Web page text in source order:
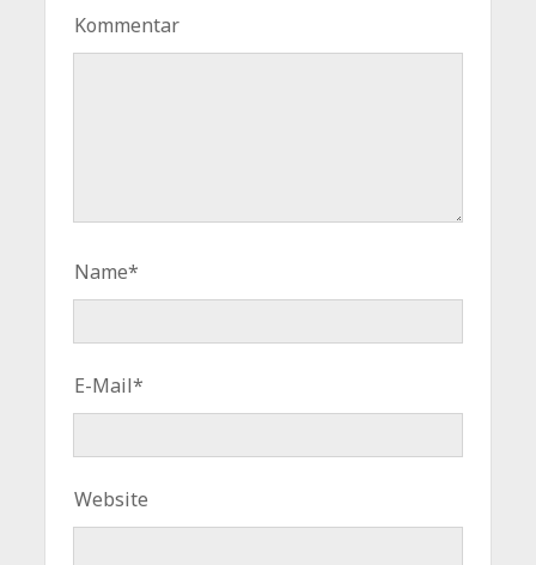
Kommentar
Name*
E-Mail*
Website